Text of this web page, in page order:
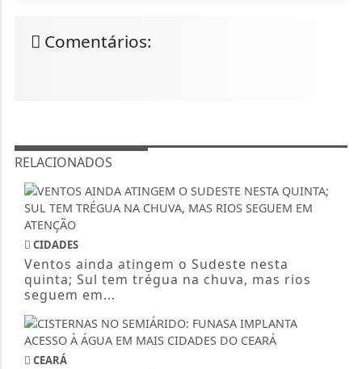
Comentários:
RELACIONADOS
CIDADES
Ventos ainda atingem o Sudeste nesta
quinta; Sul tem trégua na chuva, mas rios
seguem em...
CEARÁ